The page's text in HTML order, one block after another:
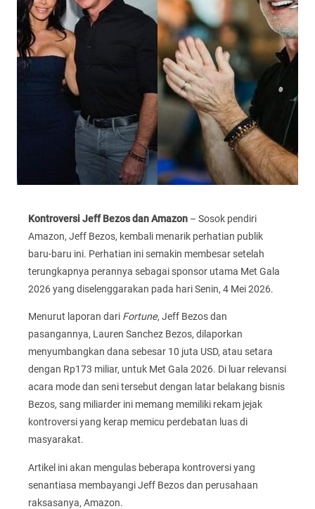
Kontroversi Jeff Bezos dan Amazon – Sosok pendiri
Amazon, Jeff Bezos, kembali menarik perhatian publik
baru-baru ini. Perhatian ini semakin membesar setelah
terungkapnya perannya sebagai sponsor utama Met Gala
2026 yang diselenggarakan pada hari Senin, 4 Mei 2026.
Menurut laporan dari Fortune, Jeff Bezos dan
pasangannya, Lauren Sanchez Bezos, dilaporkan
menyumbangkan dana sebesar 10 juta USD, atau setara
dengan Rp173 miliar, untuk Met Gala 2026. Di luar relevansi
acara mode dan seni tersebut dengan latar belakang bisnis
Bezos, sang miliarder ini memang memiliki rekam jejak
kontroversi yang kerap memicu perdebatan luas di
masyarakat.
Artikel ini akan mengulas beberapa kontroversi yang
senantiasa membayangi Jeff Bezos dan perusahaan
raksasanya, Amazon.